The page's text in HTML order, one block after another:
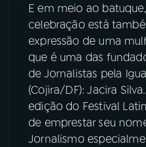
E em meio ao
celebração está
expressão de uma
que é uma das
de Jornalistas pela
(Cojira/DF): Jacira
edição do Festival
de emprestar seu
Jornalismo